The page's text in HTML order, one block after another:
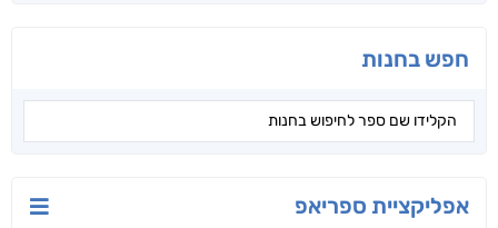
חפש בחנות
אפליקציית ספריאפ